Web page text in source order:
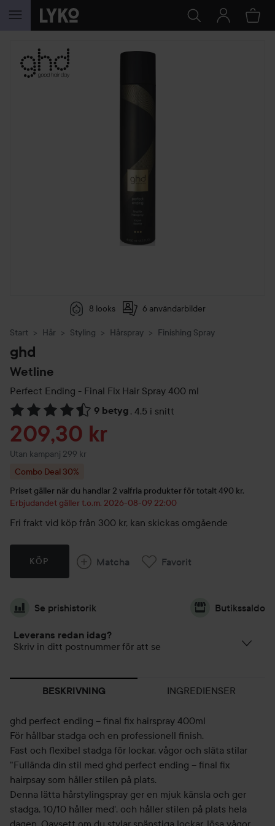
HOPPA TILL INNEHÅLLET
8 looks 6 användarbilder
Start Hår Styling Hårspray Finishing Spray
ghd
Wetline
Perfect Ending - Final Fix Hair Spray 400 ml
9 betyg , 4.5 i snitt
Hoppa till Betyg & kommentarer
Reapris
209,30 kr
Utan kampanj 299 kr
Combo Deal 30%
Priset gäller när du handlar 2 valfria produkter för totalt 490 kr.
Erbjudandet gäller t.o.m. 2026-08-09 22:00
Fri frakt vid köp från 300 kr, kan skickas omgående
KÖP Matcha Favorit
Se prishistorik Butikssaldo
Leverans redan idag?
Skriv in ditt postnummer för att se
BESKRIVNING INGREDIENSER
ghd perfect ending – final fix hairspray 400ml
För hållbar stadga och en professionell finish.
Fast och flexibel stadga för lockar, vågor och släta stilar
"Fullända din stil med ghd perfect ending – final fix
hairpsay som håller stilen på plats.
Denna lätta hårstylingspray ger en mjuk känsla och ger
stadga, 10/10 håller med', och håller stilen på plats hela
dagen. Oavsett om du stylar spänstiga lockar, lösa vågor